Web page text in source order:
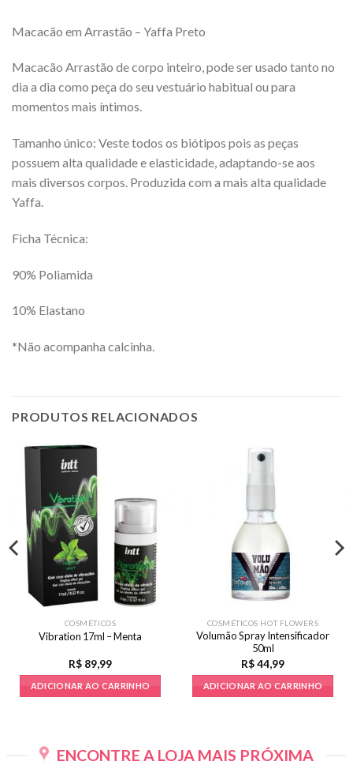
Macacão em Arrastão – Yaffa Preto
Macacão Arrastão de corpo inteiro, pode ser usado tanto no
dia a dia como peça do seu vestuário habitual ou para
momentos mais íntimos.
Tamanho único: Veste todos os biótipos pois as peças
possuem alta qualidade e elasticidade, adaptando-se aos
mais diversos corpos. Produzida com a mais alta qualidade
Yaffa.
Ficha Técnica:
90% Poliamida
10% Elastano
*Não acompanha calcinha.
PRODUTOS RELACIONADOS
COSMÉTICOS
Vibration 17ml – Menta
R$ 89,99
ADICIONAR AO CARRINHO
COSMÉTICOS HOT FLOWERS
Volumão Spray Intensificador
50ml
R$44,99
ADICIONAR AO CARRINHO
ENCONTRE A LOJA MAIS PRÓXIMA